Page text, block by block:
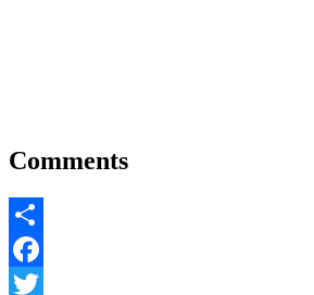
Comments
Share
Facebook